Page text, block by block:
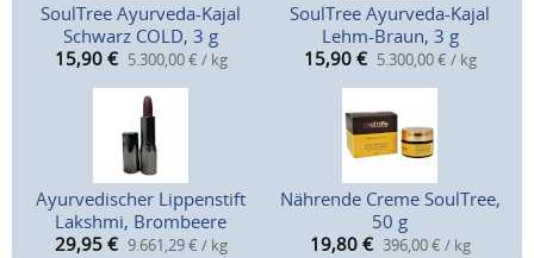
SoulTree Ayurveda-Kajal
Schwarz COLD, 3 g
15,90 € 5.300,00 € / kg
SoulTree Ayurveda-Kajal
Lehm-Braun, 3 g
15,90 € 5.300,00 € / kg
Ayurvedischer Lippenstift
Lakshmi, Brombeere
29,95 € 9.661,29 € / kg
Nährende Creme SoulTree,
50 g
19,80 € 396,00 € / kg